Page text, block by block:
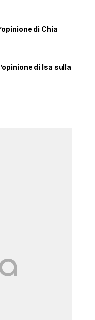
di Chia
di Isa sulla